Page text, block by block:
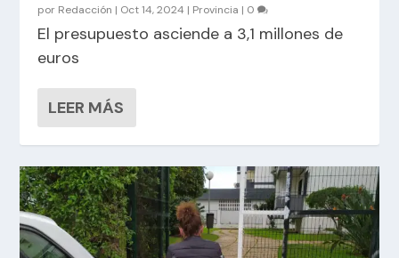
por Redacción | Oct 14, 2024 | Provincia | 0
El presupuesto asciende a 3,1 millones de
euros
LEER MÁS